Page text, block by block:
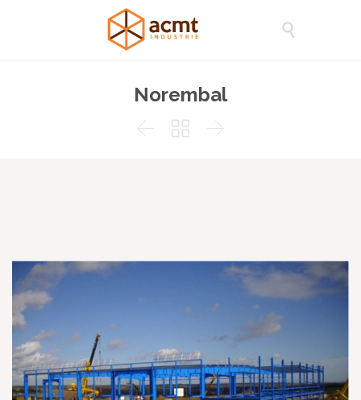

Norembal
  